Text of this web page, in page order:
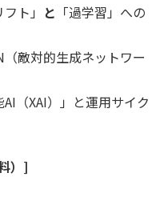
ト」 と 「過学習」への
（敵対的生成ネットワー
（XAI）」と運用サイク
）]